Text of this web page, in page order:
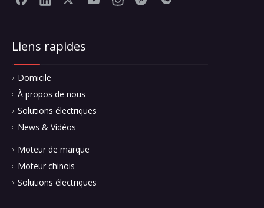
Liens rapides
Domicile
À propos de nous
Solutions électriques
News & Vidéos
Moteur de marque
Moteur chinois
Solutions électriques